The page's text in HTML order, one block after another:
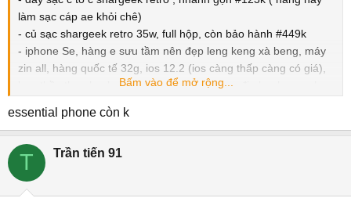
làm sạc cáp ae khỏi chê)
- củ sạc shargeek retro 35w, full hộp, còn bảo hành #449k
- iphone Se, hàng e sưu tầm nên đẹp leng keng xà beng, máy
zin all, hàng quốc tế 32g, ios 12.2 (ios càng thấp càng có giá),
bao thầy thợ check, ko zin tặng máy . Giá ra đi nhanh gọn cho
- essential phone, ae nghe máy tên khá lạ đúng ko, chiếc đt do
thiết kế cực cao cấp : viền titan, mặt lưng gốm, màn 2k đẹp
khỏi chê. Giờ có tiền ae cũng k thể mua dc #1889k
Giá trên là giá chốt, e ko bớt, ae có ý định kêu bớt khỏi alo
Bấm vào để mở rộng...
essential phone còn k
T Trần tiến 91